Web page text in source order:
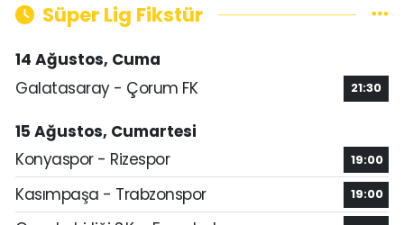
Süper Lig Fikstür
14 Ağustos, Cuma
Galatasaray - Çorum FK
21:30
15 Ağustos, Cumartesi
Konyaspor - Rizespor
19:00
Kasımpaşa - Trabzonspor 19:00